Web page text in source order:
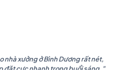
nhà xưởng ở Bình Dương rất nét,